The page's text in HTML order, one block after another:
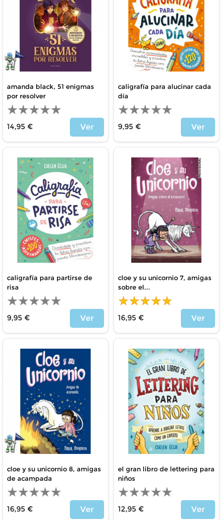
amanda black, 51 enigmas
por resolver
14,95 €
Ver
caligrafía para alucinar cada
día
9,95 €
Ver
caligrafía para partirse de
risa
9,95 €
Ver
cloe y su unicornio 7, amigas
sobre el...
16,95 €
Ver
cloe y su unicornio 8, amigas
de acampada
16,95 €
Ver
el gran libro de lettering para
niños
12,95 €
Ver